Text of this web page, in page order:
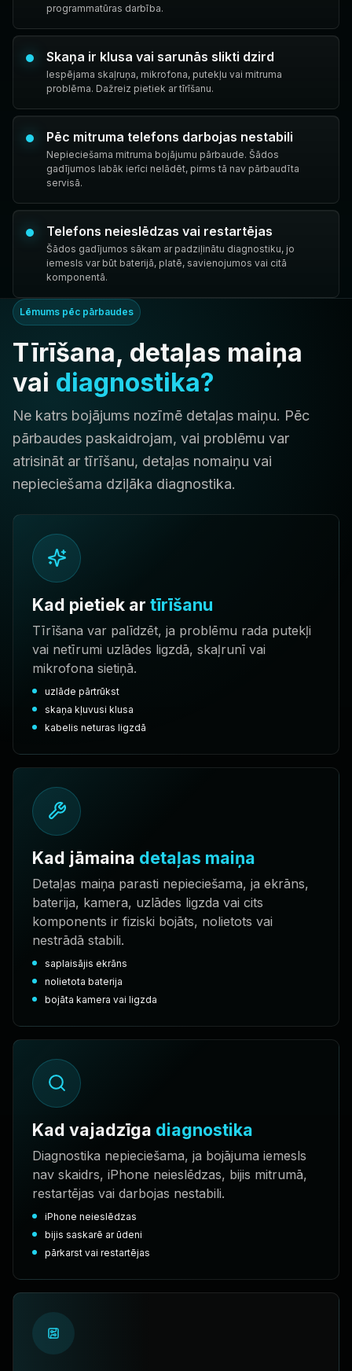
programmatūras darbība.
Skaņa ir klusa vai sarunās slikti dzird
Iespējama skaļruņa, mikrofona, putekļu vai mitruma
problēma. Dažreiz pietiek ar tīrīšanu.
Pēc mitruma telefons darbojas nestabili
Nepieciešama mitruma bojājumu pārbaude. Šādos
gadījumos labāk ierīci nelādēt, pirms tā nav pārbaudīta
servisā.
Telefons neieslēdzas vai restartējas
Šādos gadījumos sākam ar padziļinātu diagnostiku, jo
iemesls var būt baterijā, platē, savienojumos vai citā
komponentā.
Lēmums pēc pārbaudes
Tīrīšana, detaļas maiņa
vai diagnostika?
Ne katrs bojājums nozīmē detaļas maiņu. Pēc
pārbaudes paskaidrojam, vai problēmu var
atrisināt ar tīrīšanu, detaļas nomaiņu vai
nepieciešama dziļāka diagnostika.
Kad pietiek ar tīrīšanu
Tīrīšana var palīdzēt, ja problēmu rada putekļi
vai netīrumi uzlādes ligzdā, skaļrunī vai
mikrofona sietiņā.
uzlāde pārtrūkst
skaņa kļuvusi klusa
kabelis neturas ligzdā
Kad jāmaina detaļas maiņa
Detaļas maiņa parasti nepieciešama, ja ekrāns,
baterija, kamera, uzlādes ligzda vai cits
komponents ir fiziski bojāts, nolietots vai
nestrādā stabili.
saplaisājis ekrāns
nolietota baterija
bojāta kamera vai ligzda
Kad vajadzīga diagnostika
Diagnostika nepieciešama, ja bojājuma iemesls
nav skaidrs, iPhone neieslēdzas, bijis mitrumā,
restartējas vai darbojas nestabili.
iPhone neieslēdzas
bijis saskarē ar ūdeni
pārkarst vai restartējas